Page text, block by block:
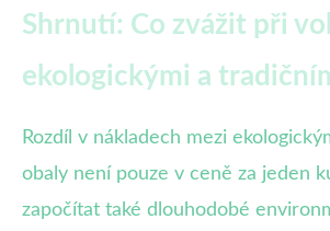
Shrnutí: Co zvážit při
ekologickými a
Rozdíl v nákladech mezi
obaly není pouze v ceně za jeden
započítat také dlouhodobé